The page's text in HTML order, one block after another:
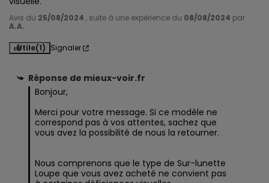
Avis du 25/08/2024 , suite à une expérience du 08/08/2024 par
A.A.
Utile(1) Signaler
Réponse de mieux-voir.fr
Bonjour,
Merci pour votre message. Si ce modèle ne
correspond pas à vos attentes, sachez que
vous avez la possibilité de nous la retourner.
Nous comprenons que le type de Sur-lunette
Loupe que vous avez acheté ne convient pas